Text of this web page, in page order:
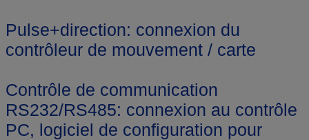
Pulse+direction: connexion du
contrôleur de mouvement / carte
Contrôle de communication
RS232/RS485: connexion au contrôle
PC, logiciel de configuration pour